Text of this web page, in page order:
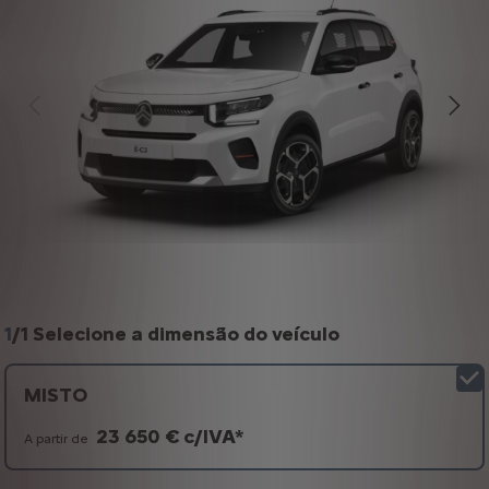
1/1 Selecione a dimensão do veículo
MISTO
A partir de 23 650 € c/IVA*